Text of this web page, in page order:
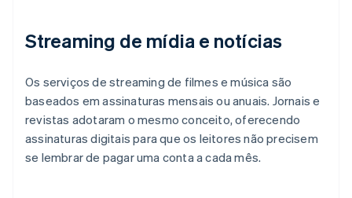
Streaming de mídia e notícias
Os serviços de streaming de filmes e música são
baseados em assinaturas mensais ou anuais. Jornais e
revistas adotaram o mesmo conceito, oferecendo
assinaturas digitais para que os leitores não precisem
se lembrar de pagar uma conta a cada mês.